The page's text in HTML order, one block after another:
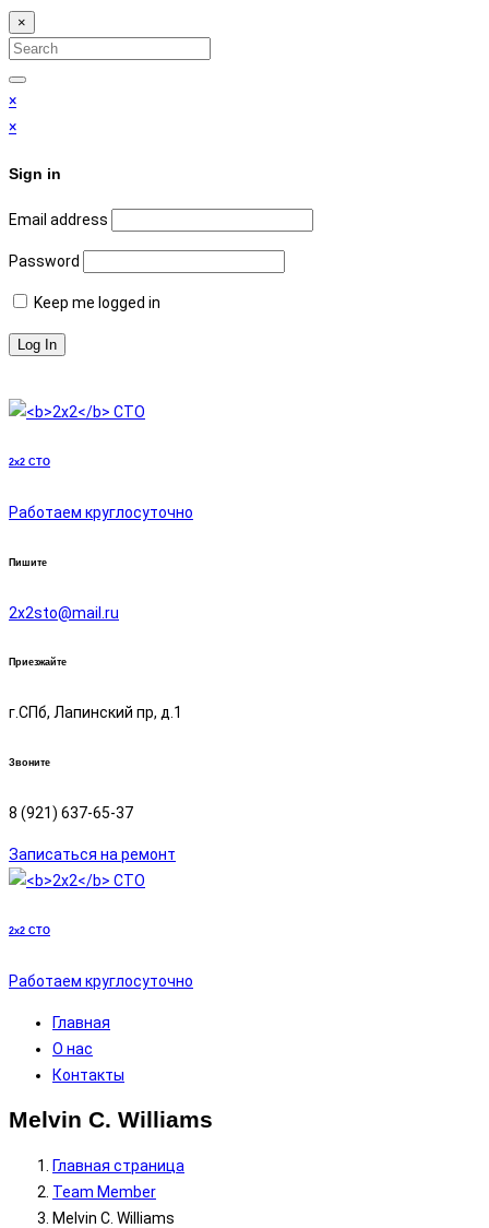
×
Search
for:
Search
×
×
Sign in
Email address
Password
Keep me logged in
2x2 СТО
Работаем круглосуточно
Пишите
2х2sto@mail.ru
Приезжайте
г.СПб, Лапинский пр, д.1
Звоните
8 (921) 637-65-37
Записаться на ремонт
2x2 СТО
Работаем круглосуточно
Главная
О нас
Контакты
Melvin C. Williams
Главная страница
Team Member
Melvin C. Williams